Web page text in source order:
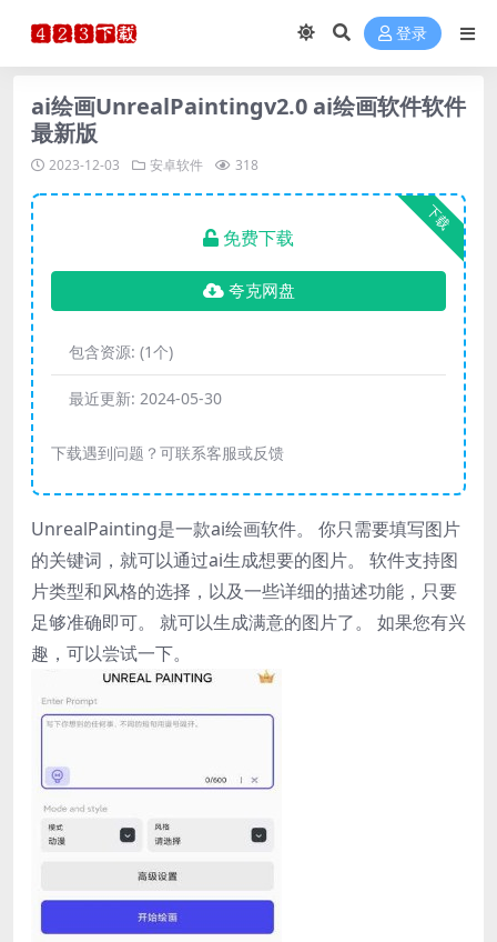
登录
ai绘画UnrealPaintingv2.0 ai绘画软件软件
最新版
2023-12-03 安卓软件 318
下载
免费下载
夸克网盘
包含资源: (1个)
最近更新: 2024-05-30
下载遇到问题？可联系客服或反馈
UnrealPainting是一款ai绘画软件。 你只需要填写图片
的关键词，就可以通过ai生成想要的图片。 软件支持图
片类型和风格的选择，以及一些详细的描述功能，只要
足够准确即可。 就可以生成满意的图片了。 如果您有兴
趣，可以尝试一下。